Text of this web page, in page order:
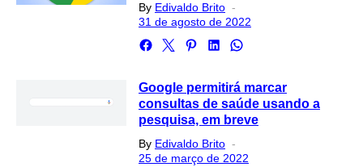
By Edivaldo Brito
on
31 de agosto de 2022
Google permitirá marcar
consultas de saúde usando a
pesquisa, em breve
By Edivaldo Brito
on
25 de março de 2022